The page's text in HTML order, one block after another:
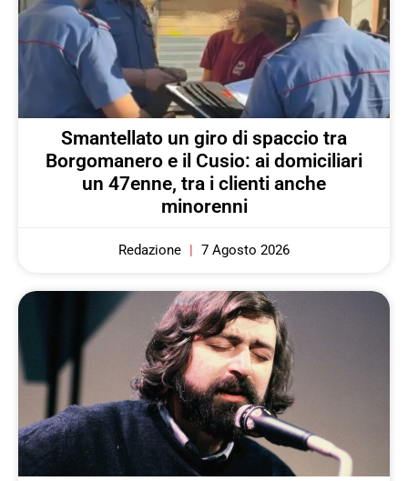
Smantellato un giro di spaccio tra
Borgomanero e il Cusio: ai domiciliari
un 47enne, tra i clienti anche
minorenni
Redazione 7 Agosto 2026